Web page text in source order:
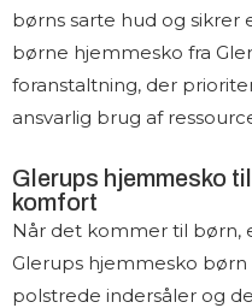
børns sarte hud og sikrer
børne hjemmesko fra
foranstaltning, der
ansvarlig brug af
Glerups hjemmesko
komfort
Når det kommer til børn,
Glerups hjemmesko
polstrede indersåler og